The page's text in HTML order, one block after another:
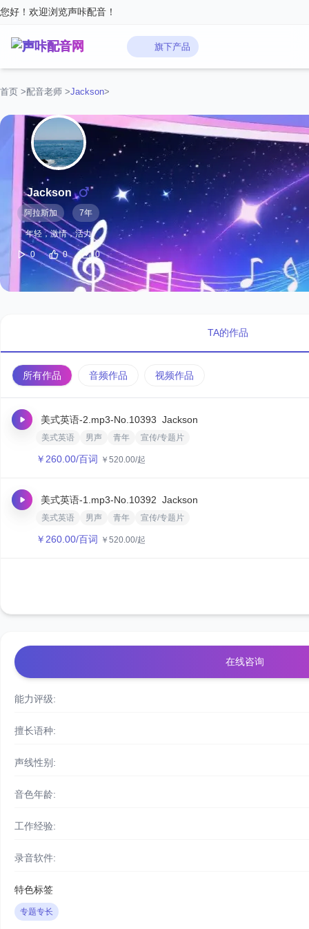
您好！欢迎浏览声咔配音！
旗下产品
首页 >配音老师 >Jackson>
Jackson
阿拉斯加 7年
年轻，激情，活力
0 0 0
TA的作品
所有作品 音频作品 视频作品
美式英语-2.mp3-No.10393 Jackson
美式英语 男声 青年 宣传/专题片
￥ 260.00/百词 ￥ 520.00/起
美式英语-1.mp3-No.10392 Jackson
美式英语 男声 青年 宣传/专题片
￥ 260.00/百词 ￥ 520.00/起
在线咨询
能力评级:
擅长语种:
声线性别:
音色年龄:
工作经验:
录音软件:
特色标签
专题专长